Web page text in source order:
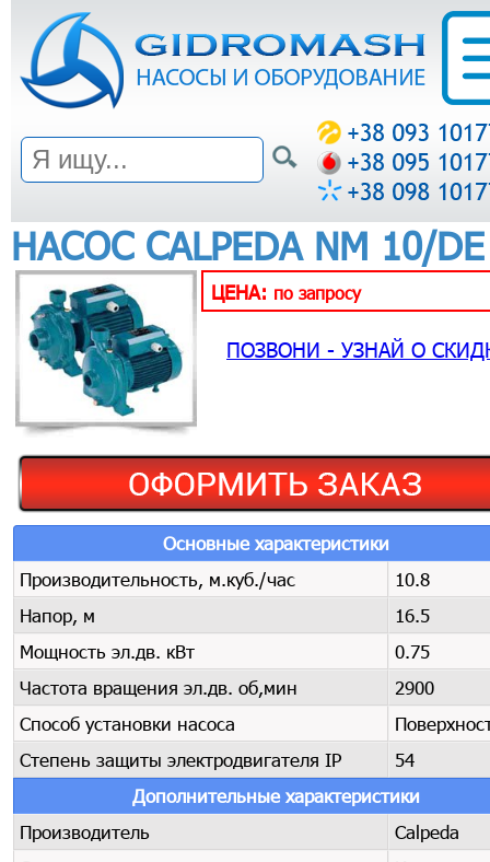
НАСОС CALPEDA NM 10/DE
ЦЕНА: по запросу
ПОЗВОНИ - УЗНАЙ О
Основные характеристики
Производительность, м.куб./час
10.8
Напор, м
16.5
Мощность эл.дв. кВт
0.75
Частота вращения эл.дв. об,мин
2900
Способ установки насоса
Степень защиты электродвигателя IP
54
Дополнительные характеристики
Производитель
Calpeda